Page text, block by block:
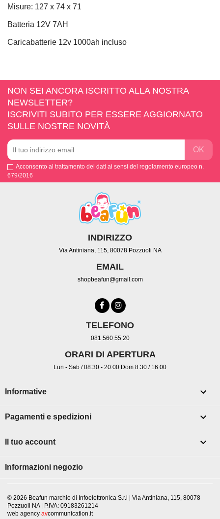
Misure: 127 x 74 x 71
Batteria 12V 7AH
Caricabatterie 12v 1000ah incluso
NON SEI ANCORA ISCRITTO ALLA NOSTRA
NEWSLETTER?
ISCRIVITI SUBITO PER ESSERE AGGIORNATO
SULLE NOSTRE NOVITÀ
Acconsento al trattamento dei dati ai sensi del regolamento europeo n.
679/2016
INDIRIZZO
Via Antiniana, 115, 80078 Pozzuoli NA
EMAIL
shopbeafun@gmail.com
TELEFONO
081 560 55 20
ORARI DI APERTURA
Lun - Sab / 08:30 - 20:00 Dom 8:30 / 16:00
Informative 
Pagamenti e spedizioni 
Il tuo account 
Informazioni negozio
© 2026 Beafun marchio di Infoelettronica S.r.l | Via Antiniana, 115, 80078
Pozzuoli NA | P.IVA: 09183261214
web agency avcommunication.it